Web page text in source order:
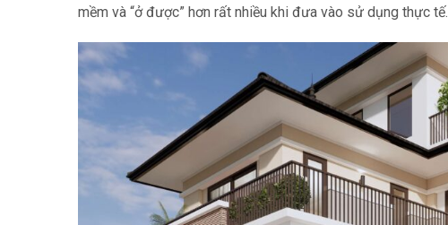
mềm và “ở được” hơn rất nhiều khi đưa vào sử dụng thực tế.